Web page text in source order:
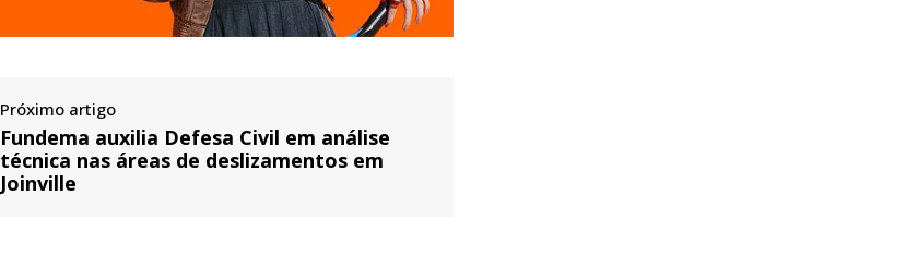
Próximo artigo
Fundema auxilia Defesa Civil em análise
técnica nas áreas de deslizamentos em
Joinville